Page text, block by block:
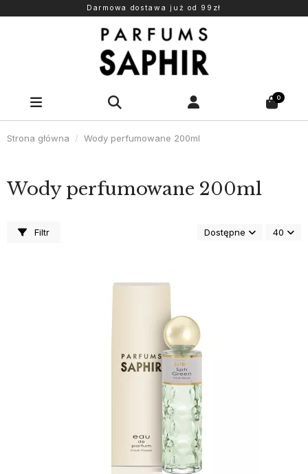
Darmowa dostawa już od 99zł
0
Strona główna Wody perfumowane 200ml
Wody perfumowane 200ml
Filtr Dostępne 40